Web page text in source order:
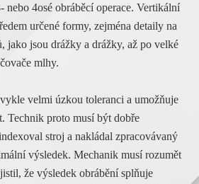
nebo 4osé obráběcí operace. Vertikální
určené formy, zejména detaily na
jako jsou drážky a drážky, až po velké
mlhy.
velmi úzkou toleranci a umožňuje
Technik proto musí být dobře
stroj a nakládal zpracovávaný
výsledek. Mechanik musí rozumět
že výsledek obrábění splňuje